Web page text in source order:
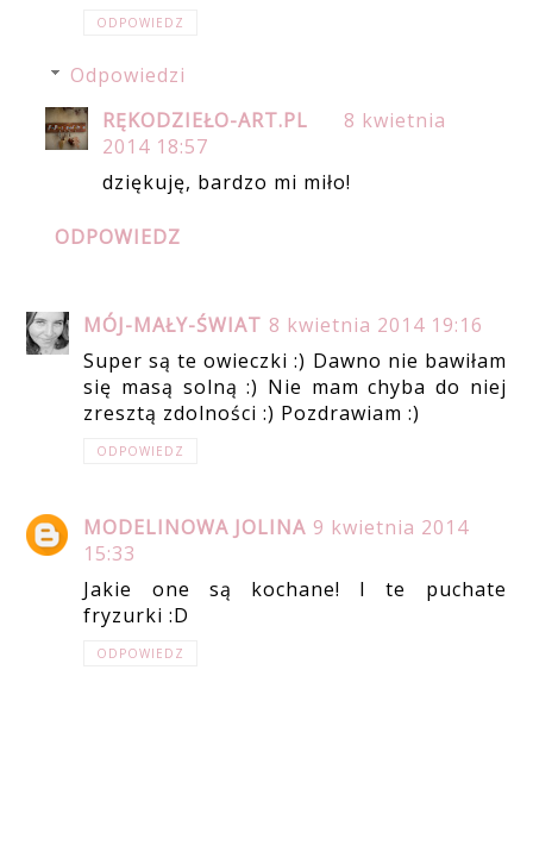
ODPOWIEDZ
Odpowiedzi
RĘKODZIEŁO-ART.PL
8 kwietnia
2014 18:57
dziękuję, bardzo mi miło!
ODPOWIEDZ
MÓJ-MAŁY-ŚWIAT 8 kwietnia 2014 19:16
Super są te owieczki :) Dawno nie bawiłam
się masą solną :) Nie mam chyba do niej
zresztą zdolności :) Pozdrawiam :)
ODPOWIEDZ
MODELINOWA JOLINA 9 kwietnia 2014
15:33
Jakie one są kochane! I te puchate
fryzurki :D
ODPOWIEDZ